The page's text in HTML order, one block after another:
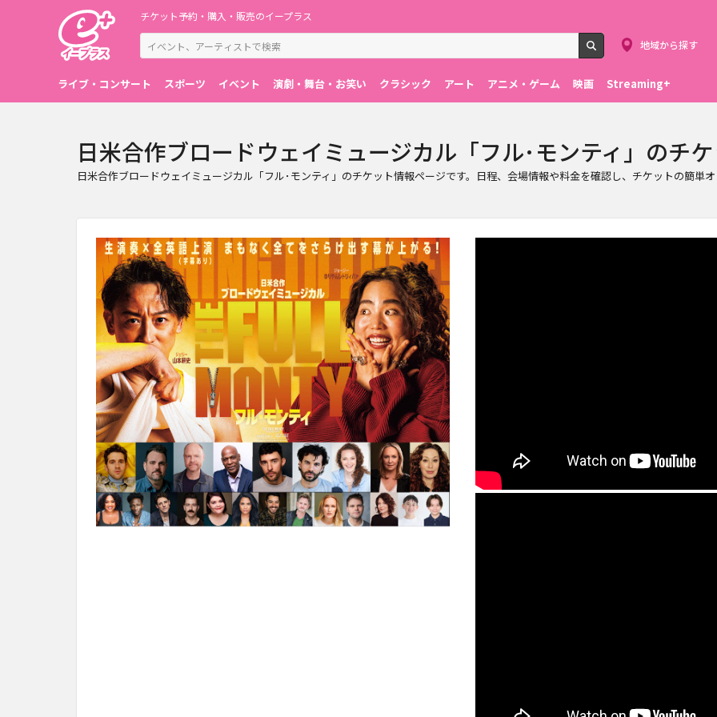
チケット予約・購入・販売のイープラス
検索
地域から探す
ライブ・コンサート スポーツ イベント 演劇・舞台・お笑い クラシック アート アニメ・ゲーム 映画 Streaming+
日米合作ブロードウェイミュージカル「フル･モンティ」のチ
日米合作ブロードウェイミュージカル「フル･モンティ」のチケット情報ページです。日程、会場情報や料金を確認し、チケットの簡単